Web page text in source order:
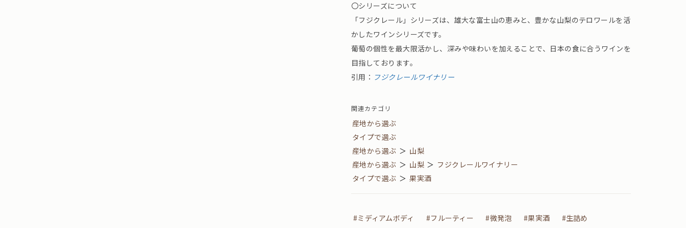
〇シリーズについて
「フジクレール」シリーズは、雄大な富士山の恵みと、豊かな山梨のテロワールを活
かしたワインシリーズです。
葡萄の個性を最大限活かし、深みや味わいを加えることで、日本の食に合うワインを
目指しております。
引用： フジクレールワイナリー
関連カテゴリ
産地から選ぶ
タイプで選ぶ
産地から選ぶ ＞ 山梨
産地から選ぶ ＞ 山梨 ＞ フジクレールワイナリー
タイプで選ぶ ＞ 果実酒
#ミディアムボディ #フルーティー #微発泡 #果実酒
#生詰め